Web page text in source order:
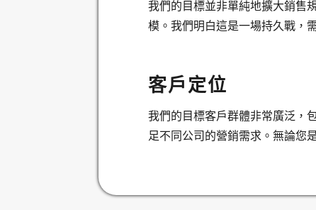
我們的目標並非單純地擴大銷售
模。我們明白這是一場持久戰，
客戶定位
我們的目標客戶群體非常廣泛，
足不同公司的營銷需求。無論您